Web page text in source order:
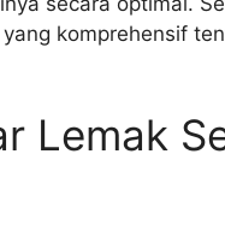
komprehensif
Lemak